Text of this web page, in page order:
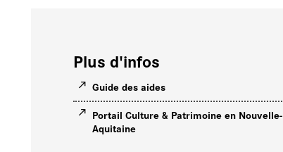
Plus d'infos
Guide des aides
Portail Culture & Patrimoine en Nouvelle-
Aquitaine